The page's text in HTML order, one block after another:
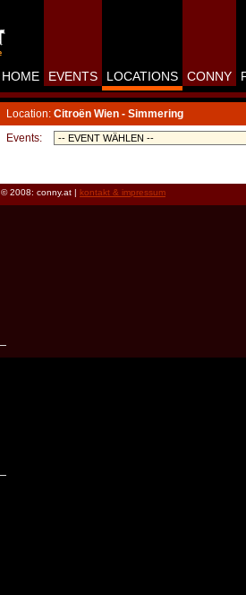
HOME EVENTS LOCATIONS CONNY
Location: Citroën Wien - Simmering
Events:
© 2008: conny.at | kontakt & impressum